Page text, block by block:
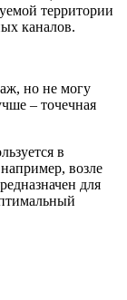
территории
каналов.
но не могу
– точечная
в
возле
для